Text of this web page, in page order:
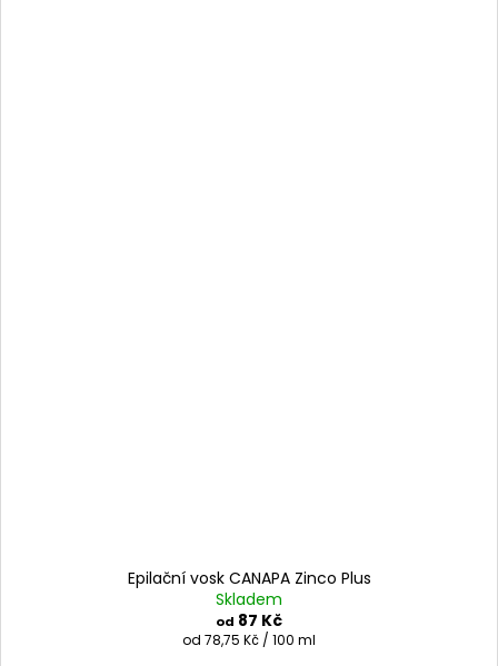
Epilační vosk CANAPA Zinco Plus
Skladem
od 87 Kč
Měrná
od 78,75 Kč / 100 ml